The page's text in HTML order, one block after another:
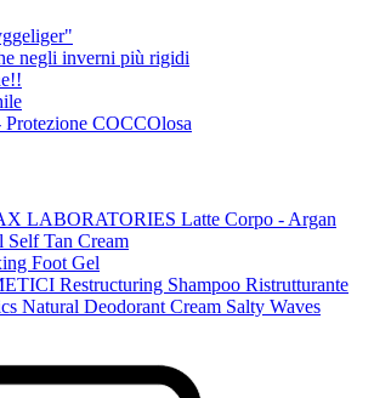
negli inverni più rigidi
COCCOlosa
LABORATORIES Latte Corpo - Argan
Self Tan Cream
Foot Gel
Restructuring Shampoo Ristrutturante
Natural Deodorant Cream Salty Waves